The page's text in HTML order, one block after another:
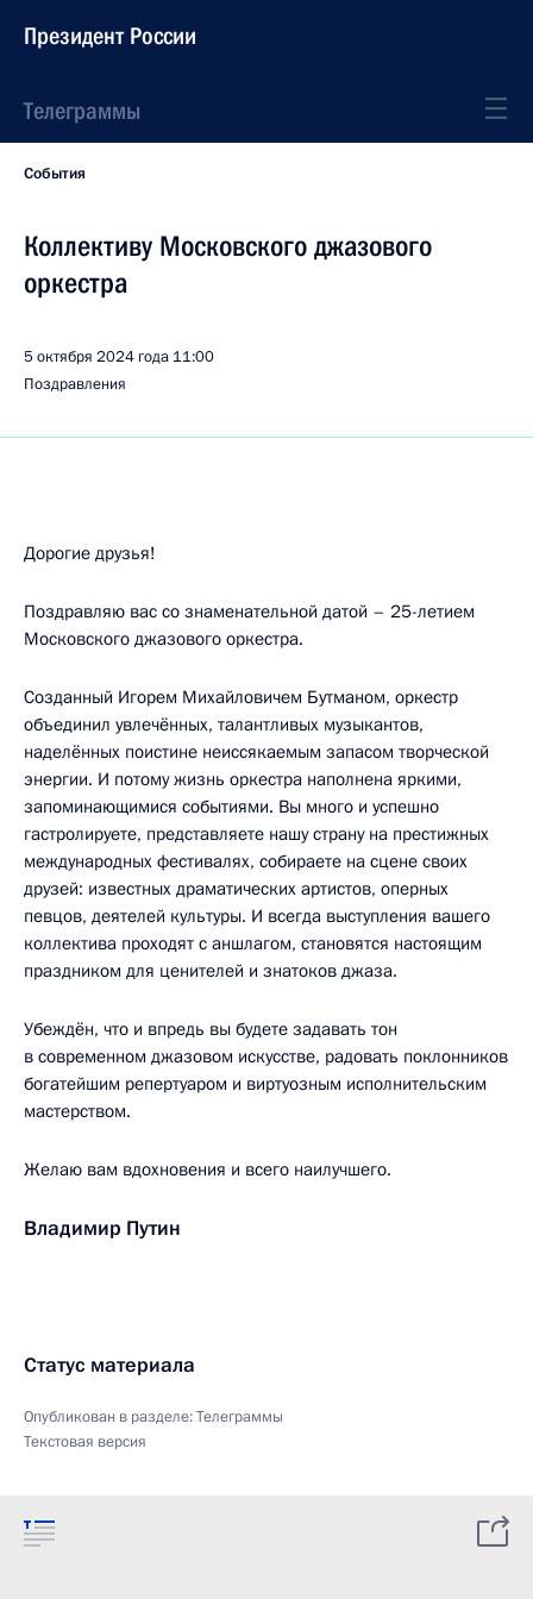
Президент России
Телеграммы
События
Коллективу Московского джазового
оркестра
5 октября 2024 года 11:00
Поздравления
Дорогие друзья!
Поздравляю вас со знаменательной датой – 25-летием
Московского джазового оркестра.
Созданный Игорем Михайловичем Бутманом, оркестр
объединил увлечённых, талантливых музыкантов,
наделённых поистине неиссякаемым запасом творческой
энергии. И потому жизнь оркестра наполнена яркими,
запоминающимися событиями. Вы много и успешно
гастролируете, представляете нашу страну на престижных
международных фестивалях, собираете на сцене своих
друзей: известных драматических артистов, оперных
певцов, деятелей культуры. И всегда выступления вашего
коллектива проходят с аншлагом, становятся настоящим
праздником для ценителей и знатоков джаза.
Убеждён, что и впредь вы будете задавать тон
в современном джазовом искусстве, радовать поклонников
богатейшим репертуаром и виртуозным исполнительским
мастерством.
Желаю вам вдохновения и всего наилучшего.
Владимир Путин
Статус материала
Опубликован в разделе:Телеграммы
Текстовая версия